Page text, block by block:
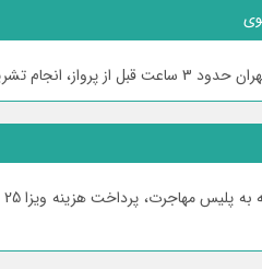
حرکت به سمت فرودگاه هانوی